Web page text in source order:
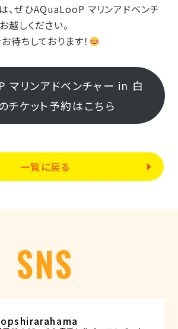
、ぜひAQuaLooP マリンアドベンチ
しください。
待ちしております！
マリンアドベンチャー in 白
チケット予約はこちら
一覧に戻る
SNS